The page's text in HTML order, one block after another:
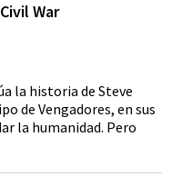
War
la historia de Steve
de Vengadores, en sus
la humanidad. Pero